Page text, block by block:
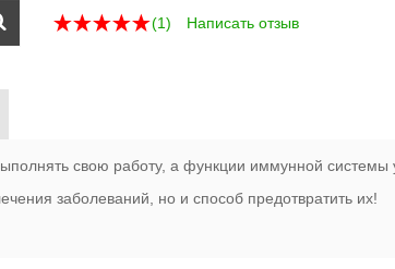
(1) Написать отзыв
свою работу, а функции иммунной системы
заболеваний, но и способ предотвратить их!